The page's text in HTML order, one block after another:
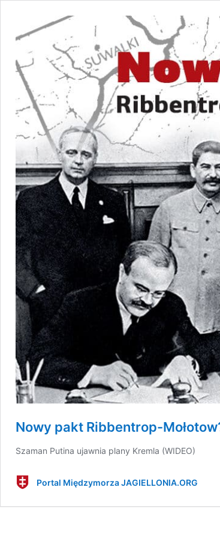
Nowy pakt Ribbentrop-
Szaman Putina ujawnia plany Kremla (WIDEO)
Portal Międzymorza JAGIELLONIA.ORG